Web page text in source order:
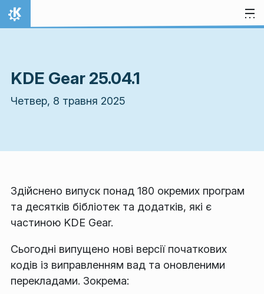
Перейти до вмісту
Домівка
KDE Gear 25.04.1
Четвер, 8 травня 2025
Здійснено випуск понад 180 окремих програм
та десятків бібліотек та додатків, які є
частиною KDE Gear.
Сьогодні випущено нові версії початкових
кодів із виправленням вад та оновленими
перекладами. Зокрема: